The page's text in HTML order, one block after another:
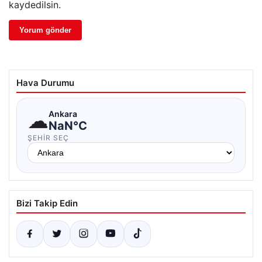
kaydedilsin.
Hava Durumu
☁Ankara
NaN°C
ŞEHIR SEÇ
Bizi Takip Edin